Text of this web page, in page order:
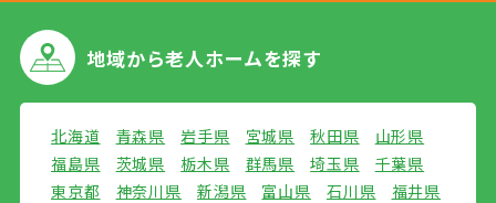
地域から老人ホームを探す
北海道 青森県 岩手県 宮城県 秋田県
山形県
福島県
茨城県 栃木県 群馬県 埼玉県
千葉県
東京都
神奈川県 新潟県 富山県 石川県
福井県